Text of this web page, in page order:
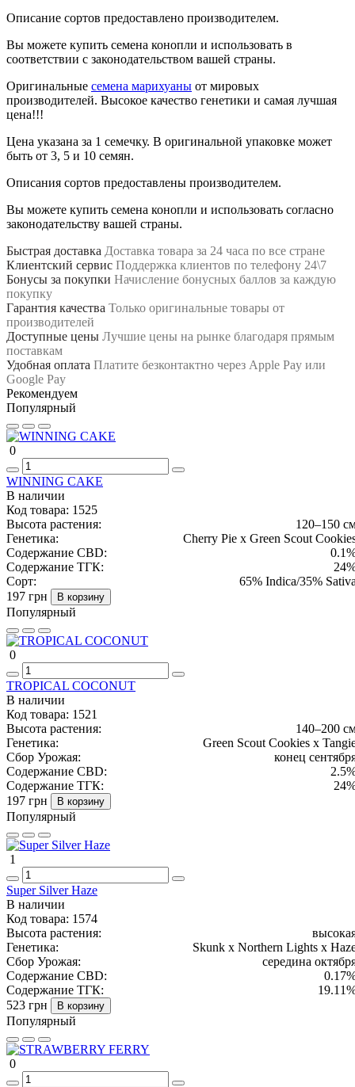
Описание сортов предоставлено производителем.
Вы можете купить семена конопли и использовать в
соответствии с законодательством вашей страны.
Оригинальные семена марихуаны от мировых
производителей. Высокое качество генетики и самая лучшая
цена!!!
Цена указана за 1 семечку. В оригинальной упаковке может
быть от 3, 5 и 10 семян.
Описания сортов предоставлены производителем.
Вы можете купить семена конопли и использовать согласно
законодательству вашей страны.
Быстрая доставка Доставка товара за 24 часа по все стране
Клиентский сервис Поддержка клиентов по телефону 24\7
Бонусы за покупки Начисление бонусных баллов за каждую
покупку
Гарантия качества Только оригинальные товары от
производителей
Доступные цены Лучшие цены на рынке благодаря прямым
поставкам
Удобная оплата Платите безконтактно через Apple Pay или
Google Pay
Рекомендуем
Популярный
0
WINNING CAKE
В наличии
Код товара: 1525
Высота растения:
120–150
Генетика:
Cherry Pie x Green Scout
Содержание CBD:
Содержание ТГК:
Сорт:
65% Indica/35%
197 грн
В корзину
Популярный
0
TROPICAL COCONUT
В наличии
Код товара: 1521
Высота растения:
140–200
Генетика:
Green Scout Cookies x
Сбор Урожая:
конец
Содержание CBD:
Содержание ТГК:
197 грн
В корзину
Популярный
1
Super Silver Haze
В наличии
Код товара: 1574
Высота растения:
Генетика:
Skunk x Northern Lights x
Сбор Урожая:
середина
Содержание CBD:
Содержание ТГК:
523 грн
В корзину
Популярный
0